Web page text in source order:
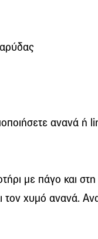
ανανά ή
με πάγο και
τον χυμό ανανά.